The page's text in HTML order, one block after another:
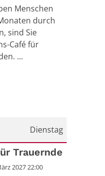
Menschen
durch
sind Sie
Café für
...
Dienstag
Trauernde
2027 22:00